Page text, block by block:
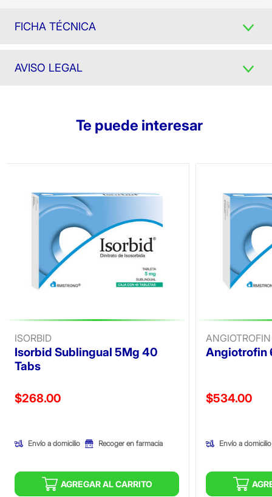
FICHA TÉCNICA
AVISO LEGAL
Te puede interesar
ISORBID
Isorbid Sublingual 5Mg 40
Tabs
Precio reducido de
$268.00
Envío a domicilio Recoger en farmacia
AGREGAR AL CARRITO
ANGIOTROFIN
Angiotrofin
Precio
$534.00
Envío a domicilio